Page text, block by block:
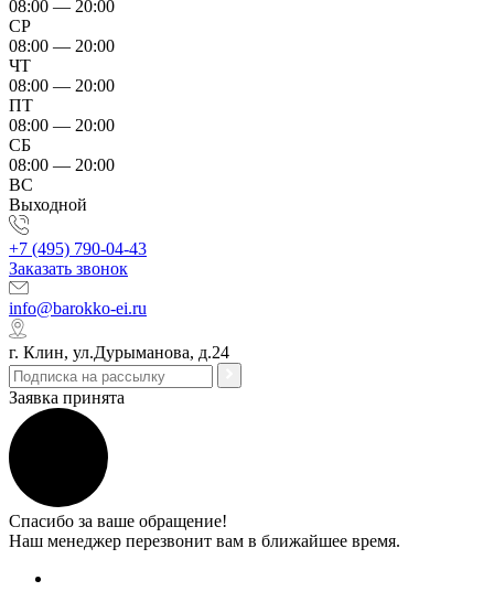
08:00 — 20:00
СР
08:00 — 20:00
ЧТ
08:00 — 20:00
ПТ
08:00 — 20:00
СБ
08:00 — 20:00
ВС
Выходной
+7 (495) 790-04-43
Заказать звонок
info@barokko-ei.ru
г. Клин, ул.Дурыманова, д.24
Заявка принята
Спасибо за ваше обращение!
Наш менеджер перезвонит вам в ближайшее время.